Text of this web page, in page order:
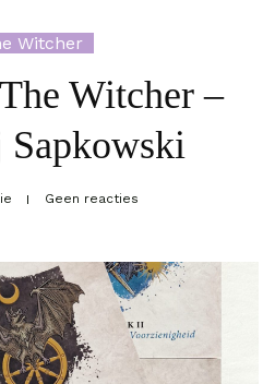
Witcher
Witcher –
Geen reacties